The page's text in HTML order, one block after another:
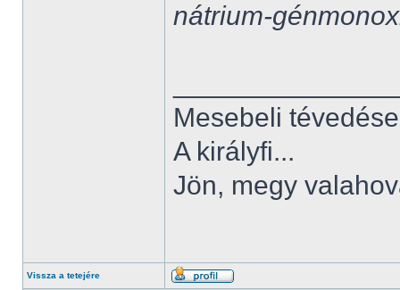
nátrium-
Mesebeli
A királyfi...
Jön, megy
Vissza a tetejére